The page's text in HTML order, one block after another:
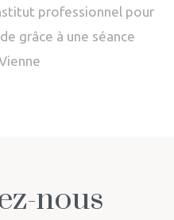
professionnel pour
grâce à une séance
nous